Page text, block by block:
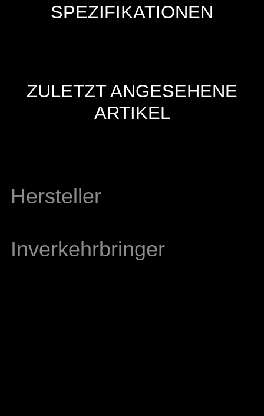
SPEZIFIKATIONEN
ZULETZT ANGESEHENE
ARTIKEL
Hersteller
Inverkehrbringer